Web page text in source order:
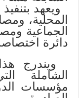
ويعهد
المحلية،
الجماعية
دائرة
ويندرج
الشاملة
مؤسسات